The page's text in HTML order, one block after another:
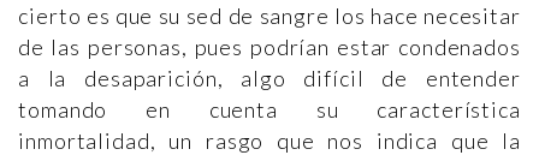
cierto es que su sed de sangre los hace necesitar
de las personas, pues podrían estar condenados
a la desaparición, algo difícil de entender
tomando en cuenta su característica
inmortalidad, un rasgo que nos indica que la